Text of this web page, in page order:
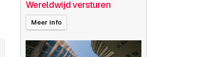
Wereldwijd versturen
Meer info